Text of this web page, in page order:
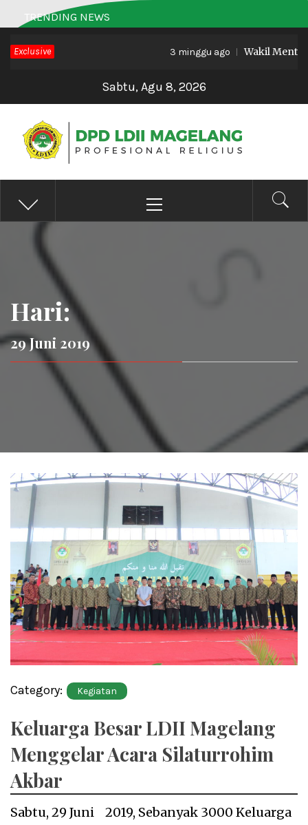
to
content
TRENDING NEWS
Exclusive 3 minggu ago Wakil Menteri
Sabtu, Agu 8, 2026
DPD LDII MAGELANG
Profesional Religius
Menu
Hari:
29 Juni 2019
Category: Kegiatan
Keluarga Besar LDII Magelang
Menggelar Acara Silaturrohim
Akbar
Sabtu, 29 Juni 2019, Sebanyak 3000 Keluarga